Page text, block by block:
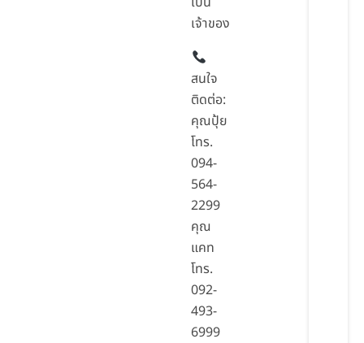
เจ้าของ
สนใจ
ติดต่อ:
คุณปุ้ย
โทร.
094-
564-
2299
คุณ
แคท
โทร.
092-
493-
6999